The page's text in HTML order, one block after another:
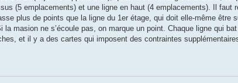
(5 emplacements) et une ligne en haut (4 emplacements). Il faut
plus de points que la ligne du 1er étage, qui doit elle-même être
masion ne s’écoule pas, on marque un point. Chaque ligne qui
et il y a des cartes qui imposent des contraintes